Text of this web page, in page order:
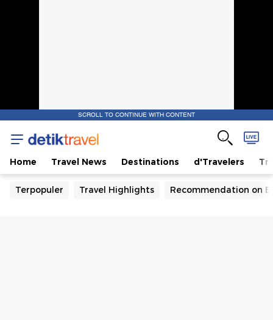
SCROLL TO CONTINUE WITH CONTENT
Home Travel News Destinations d'Travelers
Terpopuler Travel Highlights Recommendation on